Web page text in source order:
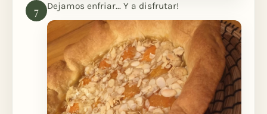
Dejamos enfriar... Y a disfrutar!